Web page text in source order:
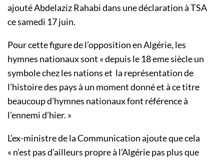
ajouté Abdelaziz Rahabi dans une déclaration à TSA
ce samedi 17 juin.
Pour cette figure de l’opposition en Algérie, les
hymnes nationaux sont « depuis le 18 eme siècle un
symbole chez les nations et la représentation de
l’histoire des pays à un moment donné et à ce titre
beaucoup d’hymnes nationaux font référence à
l’ennemi d’hier. »
L’ex-ministre de la Communication ajoute que cela
« n’est pas d’ailleurs propre à l’Algérie pas plus que